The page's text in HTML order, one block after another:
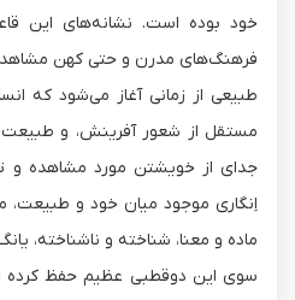
خود بوده است. نشانه‌های این
فرهنگ‌های مدرن و حتی کهن
طبیعی از زمانی آغاز می‌شود که
مستقل از شعور آفرینش، و طبیعت
جدای از خویشتن مورد مشاهده و
اِنگاری موجود میان خود و
ماده و معنا، شناخته و ناشناخته،
سوی این دوقطبی عظیم حفظ کرده